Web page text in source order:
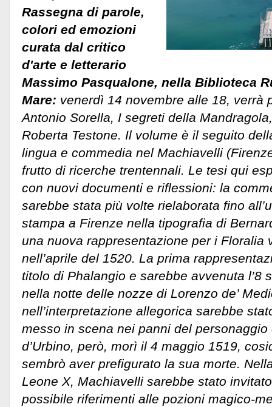
Rassegna di parole,
colori ed emozioni
curata dal critico
d'arte e letterario
Massimo Pasqualone, nella Biblioteca
Mare: venerdì 14 novembre alle 18, verrà
Antonio Sorella, I segreti della
Roberta Testone. Il volume è il seguito
lingua e commedia nel Machiavelli
frutto di ricerche trentennali. Le tesi qui
con nuovi documenti e riflessioni: la
sarebbe stata più volte rielaborata fino
stampa a Firenze nella tipografia di
una nuova rappresentazione per i Floralia
nell’aprile del 1520. La prima
titolo di Phalangio e sarebbe avvenuta l’8
nella notte delle nozze di Lorenzo de’
nell’interpretazione allegorica sarebbe
messo in scena nei panni del
d’Urbino, però, morì il 4 maggio 1519,
sembrò aver prefigurato la sua morte.
Leone X, Machiavelli sarebbe stato
possibile riferimenti alle pozioni magico-